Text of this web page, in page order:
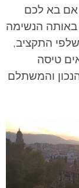
אם בא לכם
באותה הנשימה
באיזור ה350$, כך שלפי התקציב,
טיסה
והמשתלם